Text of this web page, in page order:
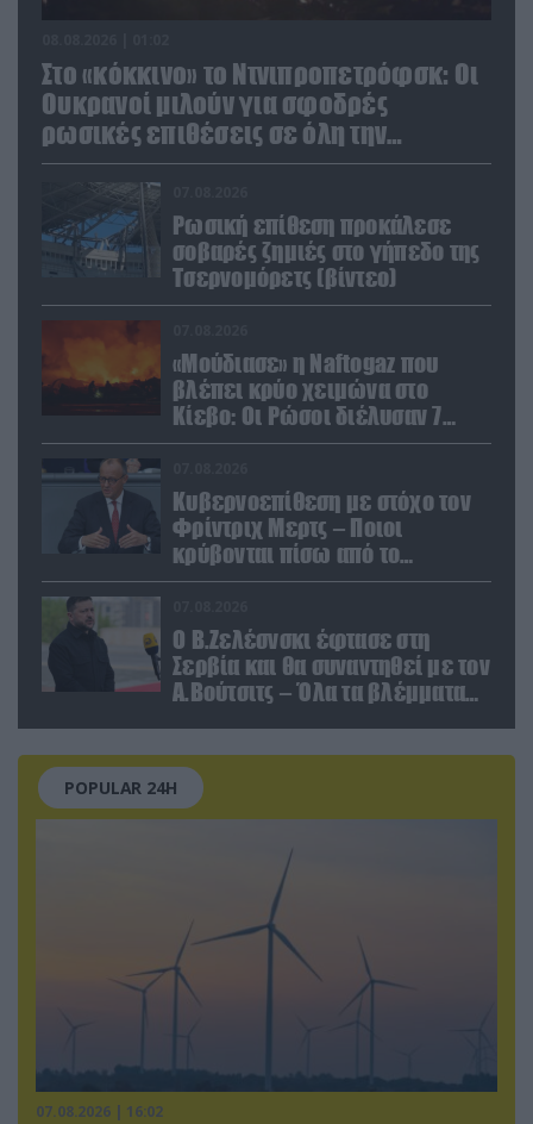
Στο «κόκκινο» το Ντνιπροπετρόφσκ: Οι
Ουκρανοί μιλούν για σφοδρές
ρωσικές επιθέσεις σε όλη την
επικράτεια
Ρωσική επίθεση προκάλεσε
σοβαρές ζημιές στο γήπεδο της
Τσερνομόρετς (βίντεο)
«Μούδιασε» η Naftogaz που
βλέπει κρύο χειμώνα στο
Κίεβο: Οι Ρώσοι διέλυσαν 7
εγκαταστάσεις του ουκρανικού
Κυβερνοεπίθεση με στόχο τον
Φρίντριχ Μερτς – Ποιοι
κρύβονται πίσω από το
παραποιημένο βίντεο
Ο Β.Ζελέσνσκι έφτασε στη
Σερβία και θα συναντηθεί με τον
Α.Βούτσιτς – Όλα τα βλέμματα
POPULAR 24H
07.08.2026 | 16:02